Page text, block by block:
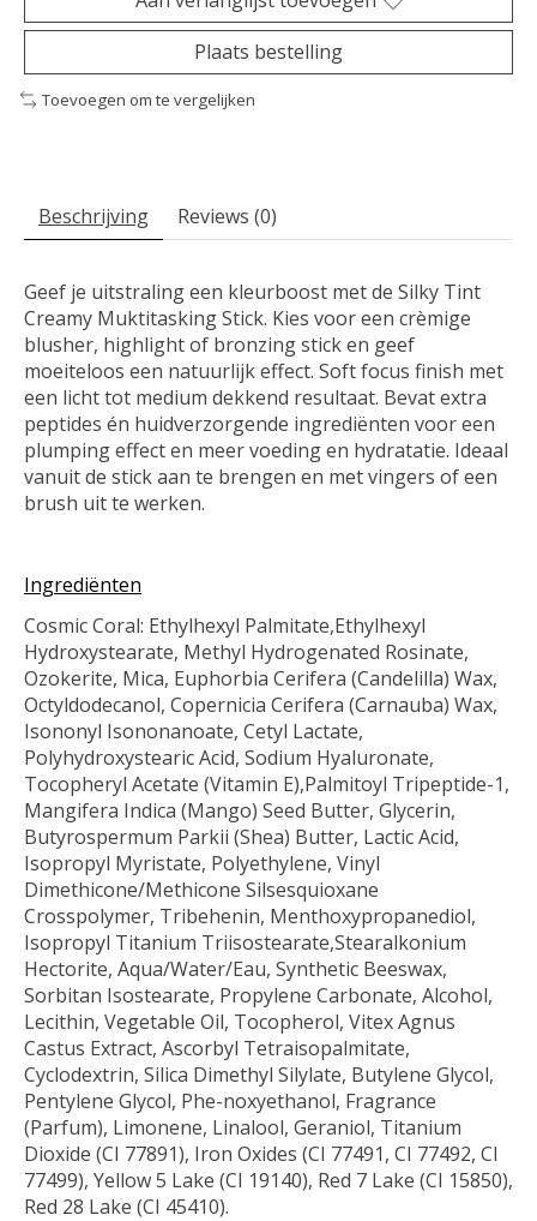
Plaats bestelling
Toevoegen om te vergelijken
Beschrijving Reviews (0)
Geef je uitstraling een kleurboost met de Silky Tint
Creamy Muktitasking Stick. Kies voor een crèmige
blusher, highlight of bronzing stick en geef
moeiteloos een natuurlijk effect. Soft focus finish met
een licht tot medium dekkend resultaat. Bevat extra
peptides én huidverzorgende ingrediënten voor een
plumping effect en meer voeding en hydratatie. Ideaal
vanuit de stick aan te brengen en met vingers of een
brush uit te werken.
Ingrediënten
Cosmic Coral: Ethylhexyl Palmitate,Ethylhexyl
Hydroxystearate, Methyl Hydrogenated Rosinate,
Ozokerite, Mica, Euphorbia Cerifera (Candelilla) Wax,
Octyldodecanol, Copernicia Cerifera (Carnauba) Wax,
Isononyl Isononanoate, Cetyl Lactate,
Polyhydroxystearic Acid, Sodium Hyaluronate,
Tocopheryl Acetate (Vitamin E),Palmitoyl Tripeptide-1,
Mangifera Indica (Mango) Seed Butter, Glycerin,
Butyrospermum Parkii (Shea) Butter, Lactic Acid,
Isopropyl Myristate, Polyethylene, Vinyl
Dimethicone/Methicone Silsesquioxane
Crosspolymer, Tribehenin, Menthoxypropanediol,
Isopropyl Titanium Triisostearate,Stearalkonium
Hectorite, Aqua/Water/Eau, Synthetic Beeswax,
Sorbitan Isostearate, Propylene Carbonate, Alcohol,
Lecithin, Vegetable Oil, Tocopherol, Vitex Agnus
Castus Extract, Ascorbyl Tetraisopalmitate,
Cyclodextrin, Silica Dimethyl Silylate, Butylene Glycol,
Pentylene Glycol, Phe-noxyethanol, Fragrance
(Parfum), Limonene, Linalool, Geraniol, Titanium
Dioxide (CI 77891), Iron Oxides (CI 77491, CI 77492, CI
77499), Yellow 5 Lake (CI 19140), Red 7 Lake (CI 15850),
Red 28 Lake (CI 45410).